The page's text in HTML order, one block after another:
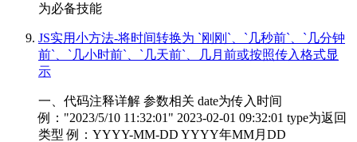
为必备技能
JS实用小方法-将时间转换为 `刚刚`、`几秒前`、`几分钟
前`、`几小时前`、`几天前`、几月前或按照传入格式显
示
一、代码注释详解 参数相关 date为传入时间
例："2023/5/10 11:32:01" 2023-02-01 09:32:01 type为返回
类型 例：YYYY-MM-DD YYYY年MM月DD